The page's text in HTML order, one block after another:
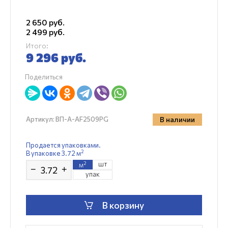
2 650 руб.
2 499 руб.
Итого:
9 296руб.
Поделиться
Артикул:ВП-A-AF2509PG В наличии
Продается упаковками.
В упаковке 3.72 м2
− + м2
шт
упак
В корзину